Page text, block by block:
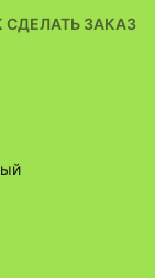
СДЕЛАТЬ ЗАКАЗ